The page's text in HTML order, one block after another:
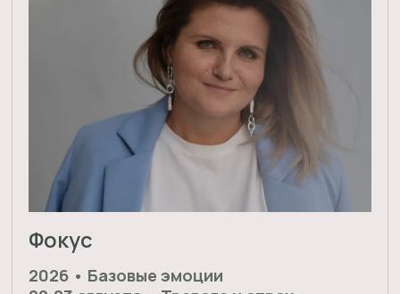
Онлайн-практикумы по телесной терапии
для самостоятельной работы
и для психологов. Также доступны
семинары в записи.
Подробнее
Онлайн проекты
для специалистов